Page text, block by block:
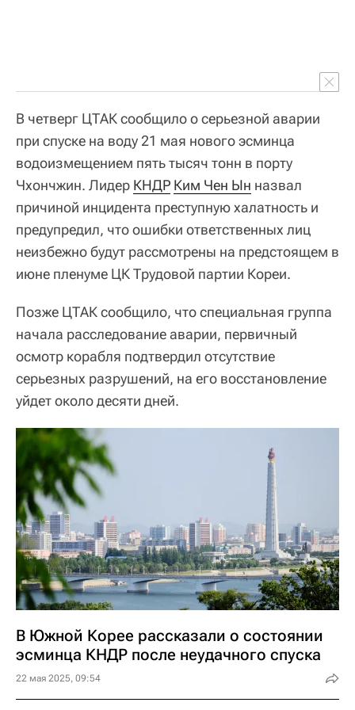
В четверг ЦТАК сообщило о серьезной аварии
при спуске на воду 21 мая нового эсминца
водоизмещением пять тысяч тонн в порту
Чхончжин. Лидер КНДР Ким Чен Ын назвал
причиной инцидента преступную халатность и
предупредил, что ошибки ответственных лиц
неизбежно будут рассмотрены на предстоящем в
июне пленуме ЦК Трудовой партии Кореи.
Позже ЦТАК сообщило, что специальная группа
начала расследование аварии, первичный
осмотр корабля подтвердил отсутствие
серьезных разрушений, на его восстановление
уйдет около десяти дней.
В Южной Корее рассказали о состоянии
эсминца КНДР после неудачного спуска
22 мая 2025, 09:54